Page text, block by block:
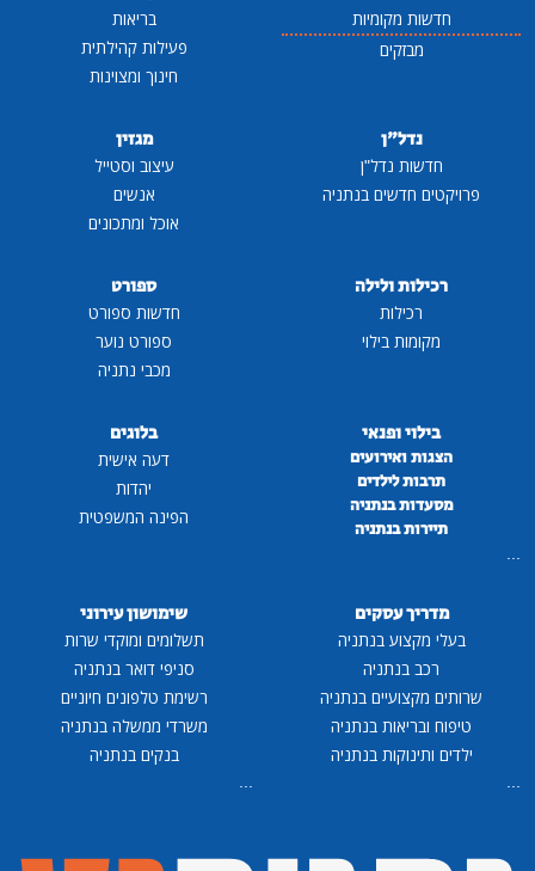
חדשות מקומיות
מבזקים
בריאות
פעילות קהילתית
חינוך ומצוינות
נדל"ן
חדשות נדל"ן
פרויקטים חדשים בנתניה
מגזין
עיצוב וסטייל
אנשים
אוכל ומתכונים
רכילות ולילה
רכילות
מקומות בילוי
ספורט
חדשות ספורט
ספורט נוער
מכבי נתניה
בילוי ופנאי
הצגות ואירועים
תרבות לילדים
מסעדות בנתניה
תיירות בנתניה
...
בלוגים
דעה אישית
יהדות
הפינה המשפטית
מדריך עסקים
בעלי מקצוע בנתניה
רכב בנתניה
שרותים מקצועיים בנתניה
טיפוח ובריאות בנתניה
ילדים ותינוקות בנתניה
...
שימושון עירוני
תשלומים ומוקדי שרות
סניפי דואר בנתניה
רשימת טלפונים חיוניים
משרדי ממשלה בנתניה
בנקים בנתניה
...